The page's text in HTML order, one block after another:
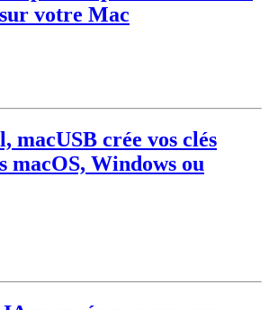
votre Mac
macUSB crée vos clés
macOS, Windows ou